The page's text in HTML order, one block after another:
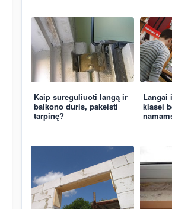
Kaip sureguliuoti langą ir
balkono duris, pakeisti
tarpinę?
Langai
klasei